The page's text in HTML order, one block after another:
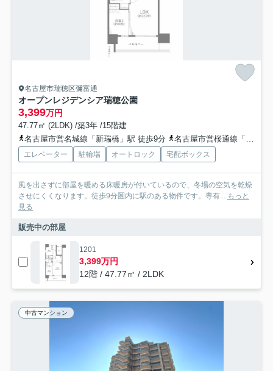
名古屋市瑞穂区彌富通
オープンレジデンシア瑞穂公園
3,399万円
47.77㎡ (2LDK) /築3年 /15階建
名古屋市営名城線「新瑞橋」駅 徒歩9分
名古屋市営桜通線「新瑞橋」駅 徒歩9分
エレベーター 駐輪場 オートロック 宅配ボックス
風を出さずに部屋を暖める床暖房が付いているので、冬場の空気を乾燥
させにくくなります。徒歩9分圏内に駅のある物件です。専有...
もっと
見る
販売中の部屋
1201
3,399万円
12階 / 47.77㎡ / 2LDK
中古マンション